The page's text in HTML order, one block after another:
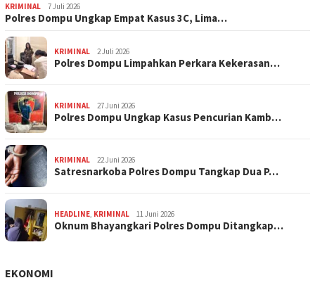
KRIMINAL 7 Juli 2026
Polres Dompu Ungkap Empat Kasus 3C, Lima…
KRIMINAL 2 Juli 2026
Polres Dompu Limpahkan Perkara Kekerasan…
KRIMINAL 27 Juni 2026
Polres Dompu Ungkap Kasus Pencurian Kamb…
KRIMINAL 22 Juni 2026
Satresnarkoba Polres Dompu Tangkap Dua P…
HEADLINE, KRIMINAL 11 Juni 2026
Oknum Bhayangkari Polres Dompu Ditangkap…
EKONOMI